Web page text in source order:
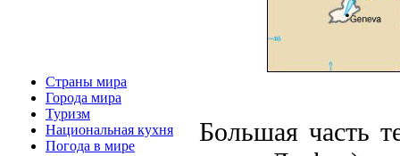
Страны мира
Города мира
Туризм
Национальная кухня
Погода в мире
Большая часть